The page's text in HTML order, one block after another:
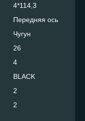
4*114,3
Передняя ось
Чугун
26
4
BLACK
2
2